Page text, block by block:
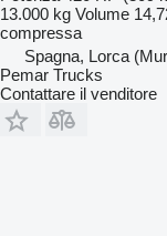
13.000 kg Volume
compressa
Spagna, Lorca
Pemar Trucks
Contattare il venditore